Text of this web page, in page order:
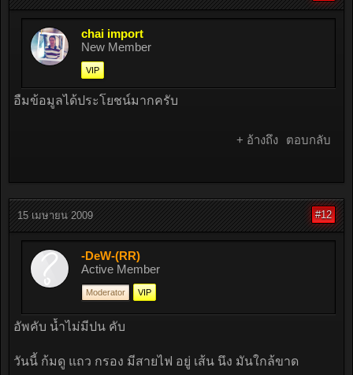
chai import
New Member
VIP
อืมข้อมูลได้ประโยชน์มากครับ
+ อ้างถึง ตอบกลับ
15 เมษายน 2009 #12
-DeW-(RR)
Active Member
Moderator VIP
อัพคับ น้ำไม่มีปน คับ
วันนี้ ก้มดู แถว กรอง มีสายไฟ อยู่ เส้น นึง มันใกล้ขาด